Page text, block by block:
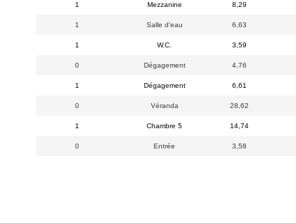
1 Mezzanine 8,29
1 Salle d'eau 6,63
1 W.C. 3,59
0 Dégagement 4,76
1 Dégagement 6,61
0 Véranda 28,62
1 Chambre 5 14,74
0 Entrée 3,58